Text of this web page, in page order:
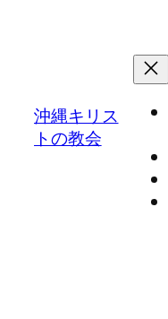
沖縄キリス
トの教会